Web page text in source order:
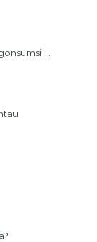
...